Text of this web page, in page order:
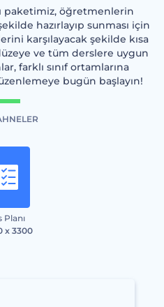
paketimiz, öğretmenlerin
hazırlayıp sunması için
karşılayacak şekilde kısa
ve tüm derslere uygun
farklı sınıf ortamlarına
bugün başlayın!
Planı
x 3300